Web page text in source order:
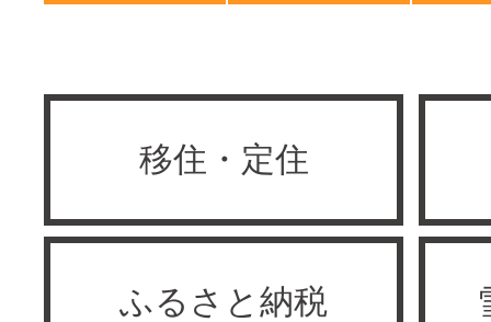
移住・定住
ふるさと納税